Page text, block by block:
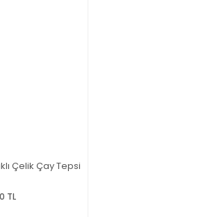
Çelik Çay Tepsi
TL